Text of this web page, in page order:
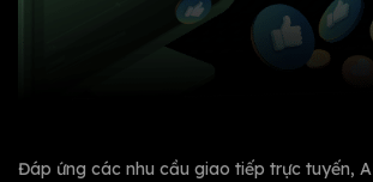
Đáp ứng các nhu cầu giao tiếp trực tuyến,